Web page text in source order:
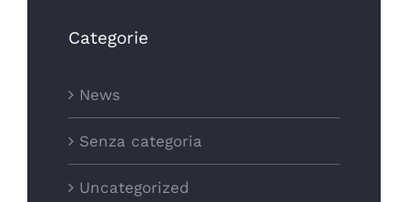
Categorie
News
Senza categoria
Uncategorized